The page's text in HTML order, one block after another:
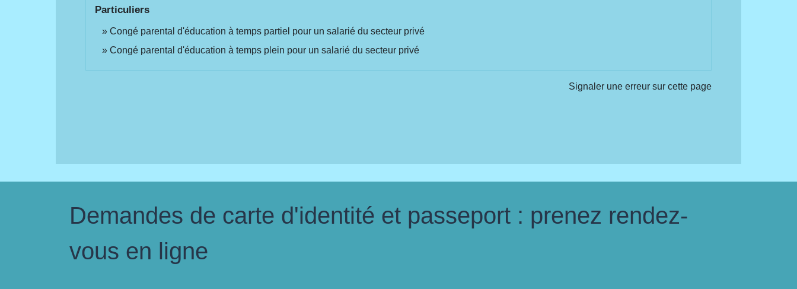
Particuliers
Congé parental d'éducation à temps partiel pour un salarié du secteur privé
Congé parental d'éducation à temps plein pour un salarié du secteur privé
Signaler une erreur sur cette page
Demandes de carte d'identité et passeport : prenez rendez-
vous en ligne